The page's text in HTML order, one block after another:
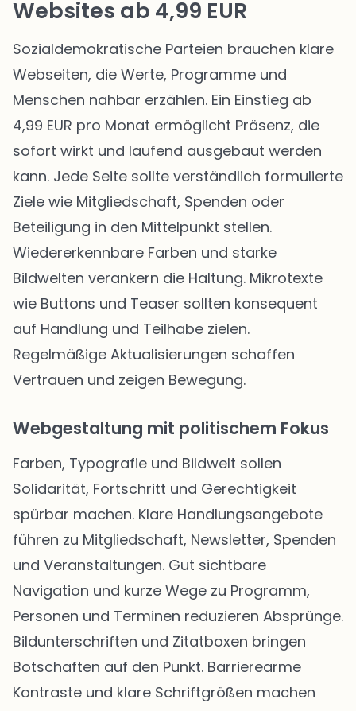
Websites ab 4,99 EUR
Sozialdemokratische Parteien brauchen klare
Webseiten, die Werte, Programme und
Menschen nahbar erzählen. Ein Einstieg ab
4,99 EUR pro Monat ermöglicht Präsenz, die
sofort wirkt und laufend ausgebaut werden
kann. Jede Seite sollte verständlich formulierte
Ziele wie Mitgliedschaft, Spenden oder
Beteiligung in den Mittelpunkt stellen.
Wiedererkennbare Farben und starke
Bildwelten verankern die Haltung. Mikrotexte
wie Buttons und Teaser sollten konsequent
auf Handlung und Teilhabe zielen.
Regelmäßige Aktualisierungen schaffen
Vertrauen und zeigen Bewegung.
Webgestaltung mit politischem Fokus
Farben, Typografie und Bildwelt sollen
Solidarität, Fortschritt und Gerechtigkeit
spürbar machen. Klare Handlungsangebote
führen zu Mitgliedschaft, Newsletter, Spenden
und Veranstaltungen. Gut sichtbare
Navigation und kurze Wege zu Programm,
Personen und Terminen reduzieren Absprünge.
Bildunterschriften und Zitatboxen bringen
Botschaften auf den Punkt. Barrierearme
Kontraste und klare Schriftgrößen machen